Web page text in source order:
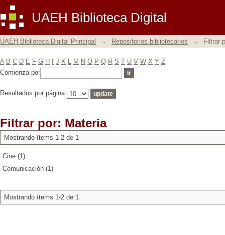
UAEH Biblioteca Digital
Filtrar por: Materia
UAEH Biblioteca Digital Principal → Repositorios bibliotecarios → Filtrar
A B C D E F G H J K L M N O P Q R S T U V W X Y Z
Comienza por
Resultados por página:
Filtrar por: Materia
Mostrando ítems 1-2 de 1
Cine (1)
Comunicación (1)
Mostrando ítems 1-2 de 1